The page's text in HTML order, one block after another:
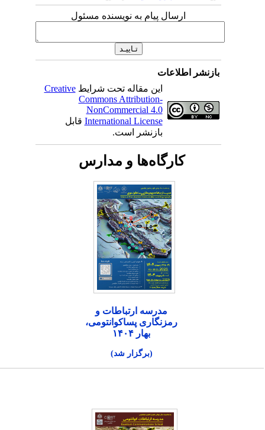
ارسال پیام به نویسنده مسئول
بازنشر اطلاعات
این مقاله تحت شرایطCreative
Commons Attribution-
NonCommercial 4.0
International Licenseقابل
بازنشر است.
کارگاه‌ها و مدارس
مدرسه ارتباطات و
رمزنگاری پساکوانتومی،
بهار ۱۴۰۴
(برگزار شد)